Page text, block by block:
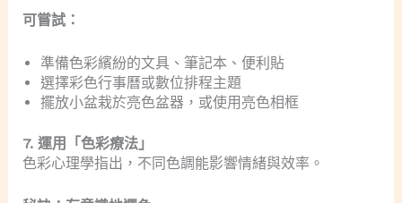
可嘗試：
準備色彩繽紛的文具、筆記本、便利貼
選擇彩色行事曆或數位排程主題
擺放小盆栽於亮色盆器，或使用亮色相框
7. 運用「色彩療法」
色彩心理學指出，不同色調能影響情緒與效率。